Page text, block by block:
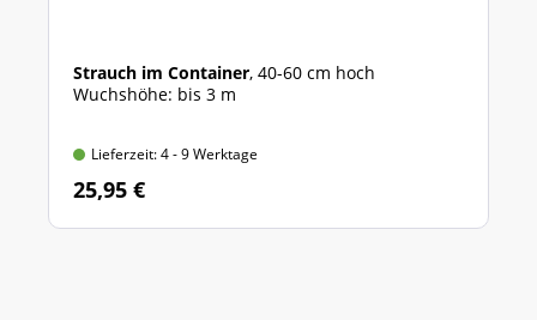
Strauch im Container, 40-60 cm hoch
Wuchshöhe: bis 3 m
Lieferzeit: 4 - 9 Werktage
25,95 €